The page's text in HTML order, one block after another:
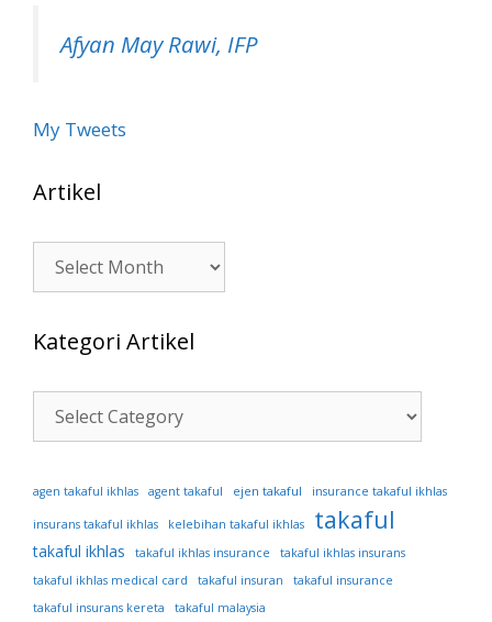
Afyan May Rawi, IFP
My Tweets
Artikel
Artikel
Kategori Artikel
Kategori
Artikel
agen takaful ikhlas agent takaful ejen takaful insurance takaful ikhlas
insurans takaful ikhlas kelebihan takaful ikhlas takaful
takaful ikhlas takaful ikhlas insurance
takaful ikhlas insurans
takaful ikhlas medical card
takaful insuran
takaful insurance
takaful insurans kereta
takaful malaysia